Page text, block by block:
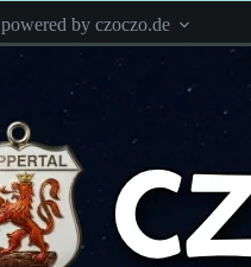
powered by czoczo.de